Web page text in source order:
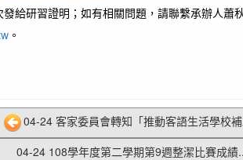
給研習證明；如有相關問題，請聯繫承辦人蕭
。
04-24 客家委員會轉知「推動客語生活學校
04-24 108學年度第二學期第9週整潔比賽成績